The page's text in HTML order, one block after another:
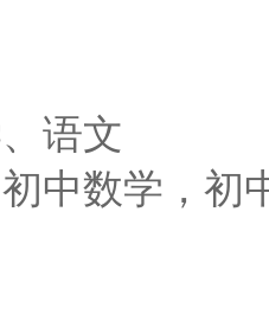
语文
中数学，初